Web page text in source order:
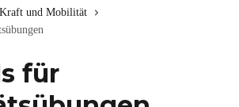
Kraft und Mobilität
für